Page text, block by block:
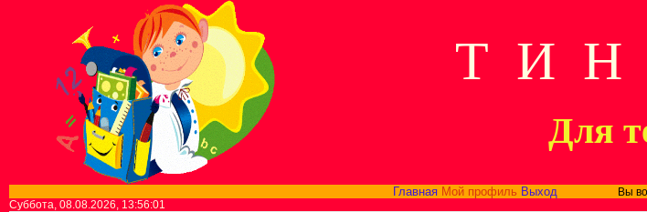
Т И Н
Для
Главная Мой профиль ВыходВы
Суббота, 08.08.2026, 13:56:01